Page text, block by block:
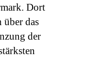
Dort
das
der